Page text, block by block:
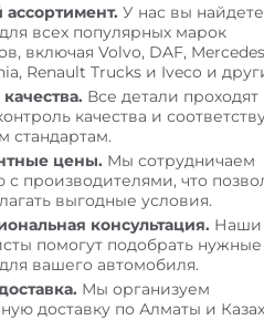
У нас вы найдете
всех популярных марок
включая Volvo, DAF,
Renault Trucks и Iveco и
Все детали проходят
качества и
стандартам.
цены. Мы сотрудничаем
с производителями, что
выгодные условия.
консультация. Наши
помогут подобрать нужные
вашего автомобиля.
Мы организуем
доставку по Алматы и